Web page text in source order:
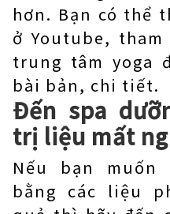
hơn. Bạn có thể
ở Youtube,
trung tâm yoga
bài bản, chi tiết.
Đến spa
trị liệu mất
Nếu bạn
bằng các liệu